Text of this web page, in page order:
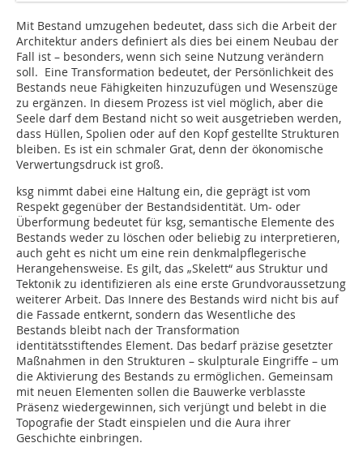
Mit Bestand umzugehen bedeutet, dass sich die Arbeit der
Architektur anders definiert als dies bei einem Neubau der
Fall ist – besonders, wenn sich seine Nutzung verändern
soll. Eine Transformation bedeutet, der Persönlichkeit des
Bestands neue Fähigkeiten hinzuzufügen und Wesenszüge
zu ergänzen. In diesem Prozess ist viel möglich, aber die
Seele darf dem Bestand nicht so weit ausgetrieben werden,
dass Hüllen, Spolien oder auf den Kopf gestellte Strukturen
bleiben. Es ist ein ­schmaler Grat, denn der ökonomische
Verwertungsdruck ist groß.
ksg nimmt dabei eine Haltung ein, die geprägt ist vom
Respekt gegenüber der Bestandsidentität. Um- oder
Überformung bedeutet für ksg, semantische Elemente des
Bestands weder zu löschen oder beliebig zu interpretieren,
auch geht es nicht um eine rein denkmalpflegerische
Herangehensweise. Es gilt, das „Skelett“ aus Struktur und
Tektonik zu identifizieren als eine erste Grundvoraussetzung
weiterer Arbeit. Das Innere des Bestands wird nicht bis auf
die Fassade entkernt, sondern das Wesentliche des
Bestands bleibt nach der Transformation
identitätsstiftendes Element. Das bedarf präzise gesetzter
Maßnahmen in den Strukturen – skulpturale Eingriffe – um
die Aktivierung des Bestands zu ermöglichen. Gemeinsam
mit neuen Elementen sollen die Bauwerke verblasste
Präsenz wiedergewinnen, sich verjüngt und belebt in die
Topografie der Stadt einspielen und die Aura ihrer
Geschichte einbringen.